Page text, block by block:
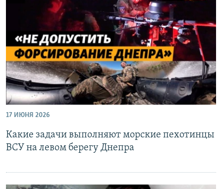
17 ИЮНЯ 2026
Какие задачи выполняют морские пехотинцы
ВСУ на левом берегу Днепра